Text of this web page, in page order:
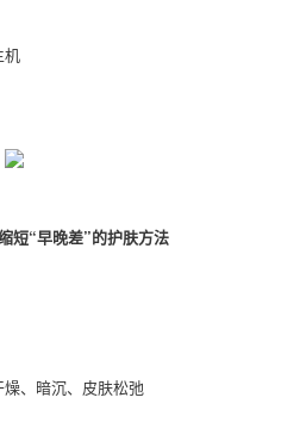
机
短“早晚差”的护肤方法
、暗沉、皮肤松弛